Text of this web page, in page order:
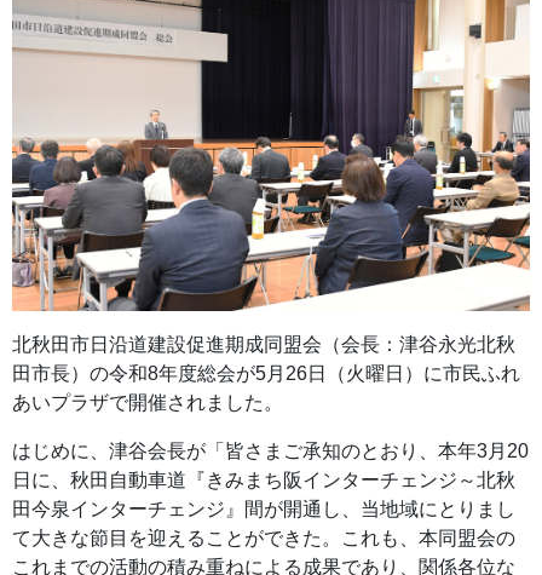
北秋田市日沿道建設促進期成同盟会（会長：津谷永光北秋
田市長）の令和8年度総会が5月26日（火曜日）に市民ふれ
あいプラザで開催されました。
はじめに、津谷会長が「皆さまご承知のとおり、本年3月20
日に、秋田自動車道『きみまち阪インターチェンジ～北秋
田今泉インターチェンジ』間が開通し、当地域にとりまし
て大きな節目を迎えることができた。これも、本同盟会の
これまでの活動の積み重ねによる成果であり、関係各位な